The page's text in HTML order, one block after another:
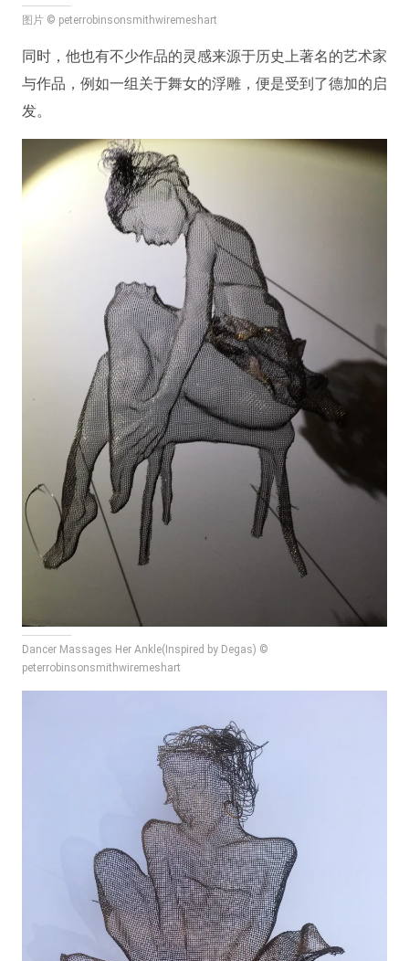
图片 © peterrobinsonsmithwiremeshart
同时，他也有不少作品的灵感来源于历史上著名的艺术家
与作品，例如一组关于舞女的浮雕，便是受到了德加的启
发。
Dancer Massages Her Ankle(Inspired by Degas) ©
peterrobinsonsmithwiremeshart